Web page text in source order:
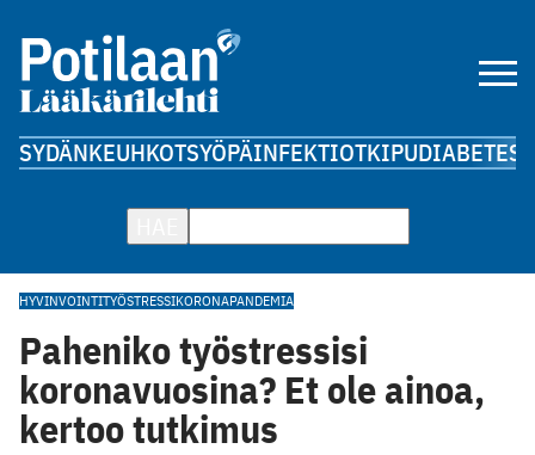
SYDÄNKEUHKOTSYÖPÄINFEKTIOTKIPUDIABETES
HYVINVOINTITYÖSTRESSIKORONAPANDEMIA
Paheniko työstressisi
koronavuosina? Et ole ainoa,
kertoo tutkimus